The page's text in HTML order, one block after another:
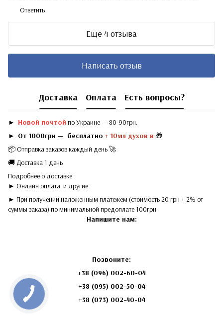
Ответить
Еще 4 отзыва
Написать отзыв
Доставка Оплата Есть вопросы?
► Новой почтой по Украине — 80-90грн.
► От 1000грн — бесплатно + 10мл духов в 🎁
📦 Отправка заказов каждый день 🚀
🚚 Доставка 1 день
Подробнее о доставке
► Онлайн оплата и другие
► При получении наложенным платежем (стоимость 20 грн + 2% от
суммы заказа) по минимальной предоплате 100грн
Напишите нам:
Позвоните:
+38 (096) 002-60-04
+38 (095) 002-50-04
+38 (073) 002-40-04